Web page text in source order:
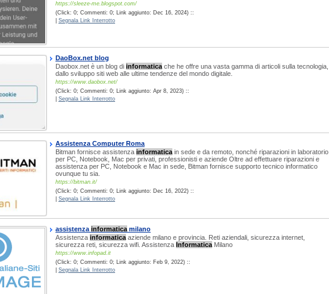
https://sleeze-me.blogspot.com/
(Click: 0; Commenti: 0; Link aggiunto: Dec 16, 2024) ::
Segnala Link Interrotto
DaoBox.net blog
Daobox.net è un blog di informatica che he offre una vasta gamma di articoli sulla tecnologia,
dallo sviluppo siti web alle ultime tendenze del mondo digitale.
https://www.daobox.net/
(Click: 0; Commenti: 0; Link aggiunto: Apr 8, 2023) ::
Segnala Link Interrotto
Assistenza Computer Roma
Bitman fornisce assistenza informatica in sede e da remoto, nonché riparazioni in laboratorio
per PC, Notebook, Mac per privati, professionisti e aziende Oltre ad effettuare riparazioni e
assistenza per PC, Notebook e Mac in sede, Bitman fornisce supporto tecnico informatico
ovunque tu sia.
https://bitman.it/
(Click: 0; Commenti: 0; Link aggiunto: Dec 16, 2022) ::
Segnala Link Interrotto
assistenza informatica milano
Assistenza informatica aziende milano e provincia. Reti aziendali, sicurezza internet,
sicurezza reti, sicurezza wifi. Assistenza Informatica Milano
https://www.infopad.it
(Click: 0; Commenti: 0; Link aggiunto: Feb 9, 2022) ::
Segnala Link Interrotto